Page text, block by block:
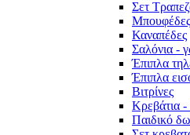
Σετ
Μπουφέδες
Καναπέδες
Σαλόνια -
Έπιπλα
Έπιπλα
Βιτρίνες
Κρεβάτια
Παιδικό